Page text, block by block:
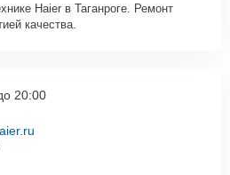
Haier в Таганроге. Ремонт
качества.
20:00